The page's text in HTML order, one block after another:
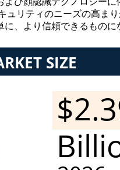
ュリティのニーズの高ま
、より信頼できるものに